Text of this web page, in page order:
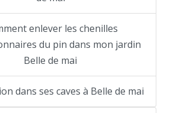
enlever les chenilles
du pin dans mon jardin
Belle de mai
dans ses caves à Belle de mai